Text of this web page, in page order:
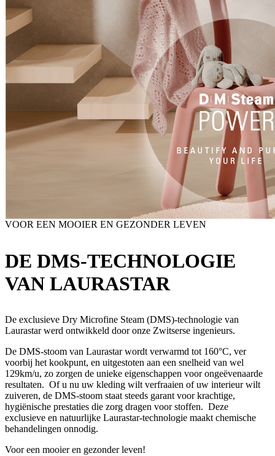
VOOR EEN MOOIER EN GEZONDER LEVEN
DE DMS-TECHNOLOGIE
VAN LAURASTAR
De exclusieve Dry Microfine Steam (DMS)-technologie van
Laurastar werd ontwikkeld door onze Zwitserse ingenieurs.
De DMS-stoom van Laurastar wordt verwarmd tot 160°C, ver
voorbij het kookpunt, en uitgestoten aan een snelheid van wel
129km/u, zo zorgen de unieke eigenschappen voor ongeëvenaarde
resultaten. Of u nu uw kleding wilt verfraaien of uw interieur wilt
zuiveren, de DMS-stoom staat steeds garant voor krachtige,
hygiënische prestaties die zorg dragen voor stoffen. Deze
exclusieve en natuurlijke Laurastar-technologie maakt chemische
behandelingen onnodig.
Voor een mooier en gezonder leven!